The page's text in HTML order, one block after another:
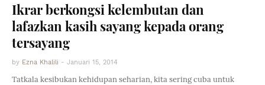
Ikrar berkongsi kelembutan dan
lafazkan kasih sayang kepada orang
tersayang
by Ezna Khalili - Januari 15, 2014
Tatkala kesibukan kehidupan seharian, kita sering cuba untuk